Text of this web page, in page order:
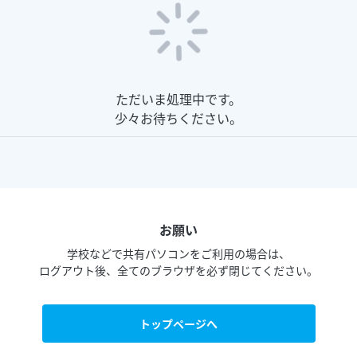
お願い
学校などで共有パソコンをご利用の場合は、
ログアウト後、全てのブラウザを必ず閉じてください。
トップページへ
ただいま処理中です。
少々お待ちください。